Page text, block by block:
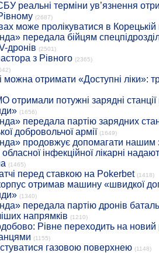
реальні терміни ув’язнення
(2687)
може пролікуватися в Корецькій
передала бійцям
дронів (2501)
з Рівного (2365)
отримати «Доступні ліки»:
отримали потужні зарядні станції
(1656)
передала партію зарядних
добровольчої армії (1649)
продовжує допомагати нашим
інфекційної лікарні
(1465)
перед ставкою на Pokerbet (1418)
отримав машину «швидкої
(1340)
передала партію дронів
напрямків (1210)
Рівне переходить на новий
(1155)
газовою поверхнею (1148)